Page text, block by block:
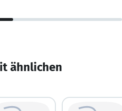
ähnlichen